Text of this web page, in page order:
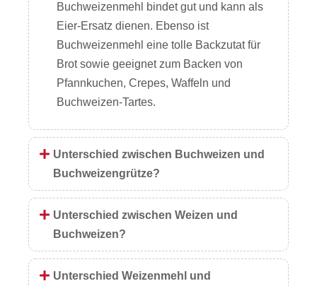
Buchweizenmehl bindet gut und kann als
Eier-Ersatz dienen. Ebenso ist
Buchweizenmehl eine tolle Backzutat für
Brot sowie geeignet zum Backen von
Pfannkuchen, Crepes, Waffeln und
Buchweizen-Tartes.
Unterschied zwischen Buchweizen und
Buchweizengrütze?
Unterschied zwischen Weizen und
Buchweizen?
Unterschied Weizenmehl und